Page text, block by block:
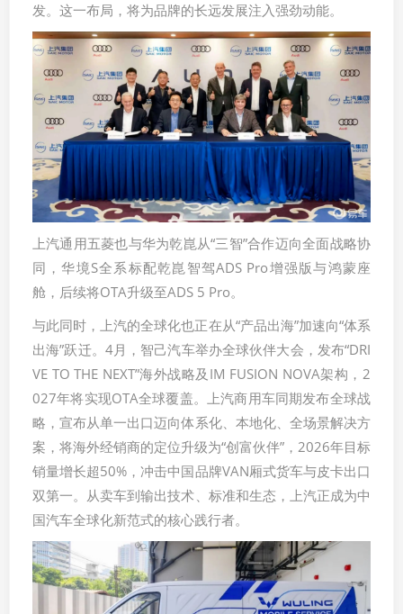
发。这一布局，将为品牌的长远发展注入强劲动能。
上汽通用五菱也与华为乾崑从“三智”合作迈向全面战略协
同，华境S全系标配乾崑智驾ADS Pro增强版与鸿蒙座
舱，后续将OTA升级至ADS 5 Pro。
与此同时，上汽的全球化也正在从“产品出海”加速向“体系
出海”跃迁。4月，智己汽车举办全球伙伴大会，发布“DRI
VE TO THE NEXT”海外战略及IM FUSION NOVA架构，2
027年将实现OTA全球覆盖。上汽商用车同期发布全球战
略，宣布从单一出口迈向体系化、本地化、全场景解决方
案，将海外经销商的定位升级为“创富伙伴”，2026年目标
销量增长超50%，冲击中国品牌VAN厢式货车与皮卡出口
双第一。从卖车到输出技术、标准和生态，上汽正成为中
国汽车全球化新范式的核心践行者。